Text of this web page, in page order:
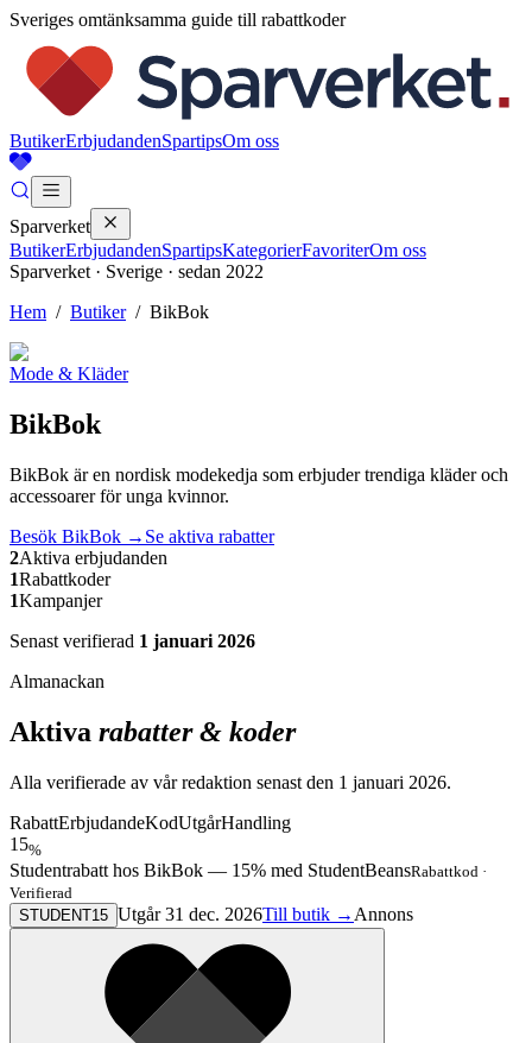
Sveriges omtänksamma guide till rabattkoder
ButikerErbjudandenSpartipsOm oss
Sparverket
ButikerErbjudandenSpartipsKategorierFavoriterOm oss
Sparverket · Sverige · sedan 2022
Hem / Butiker/ BikBok
Mode & Kläder
BikBok
BikBok är en nordisk modekedja som erbjuder trendiga kläder och
accessoarer för unga kvinnor.
Besök BikBok → Se aktiva rabatter
2Aktiva erbjudanden
1Rabattkoder
1Kampanjer
Senast verifierad 1 januari 2026
Almanackan
Aktiva rabatter & koder
Alla verifierade av vår redaktion senast den 1 januari 2026.
RabattErbjudandeKodUtgårHandling
15%
Studentrabatt hos BikBok — 15% med StudentBeansRabattkod ·
Verifierad
STUDENT15 Utgår 31 dec. 2026Till butik → Annons